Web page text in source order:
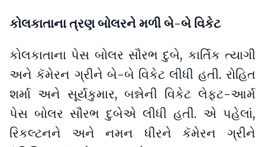
કોલકાતાના ત્રણ બોલરને મળી બે-બે વિકેટ
કોલકાતાના પેસ બોલર સૌરભ દુબે, કાર્તિક ત્યાગી
અને કૅમેરન ગ્રીને બે-બે વિકેટ લીધી હતી. રોહિત
શર્મા અને સૂર્યકુમાર, બન્નેની વિકેટ લેફ્ટ-આર્મ
પેસ બોલર સૌરભ દુબેએ લીધી હતી. એ પહેલાં,
રિકલ્ટનને અને નમન ધીરને કૅમેરન ગ્રીને